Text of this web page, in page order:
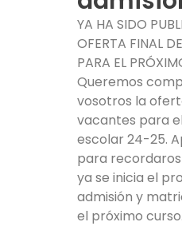
YA HA SIDO
OFERTA FINAL
PARA EL
Queremos
vosotros la
vacantes para
escolar 24-25.
para
ya se inicia el
admisión y
el próximo